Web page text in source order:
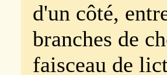
d'un côté,
branches de
faisceau de